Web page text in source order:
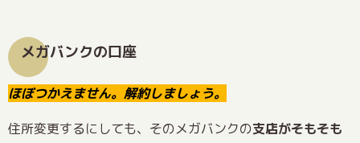
メガバンクの口座
ほぼつかえません。解約しましょう。
住所変更するにしても、そのメガバンクの支店がそもそも